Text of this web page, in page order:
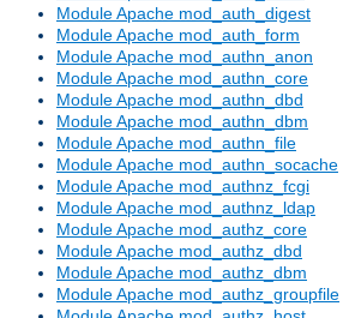
Module Apache mod_auth_digest
Module Apache mod_auth_form
Module Apache mod_authn_anon
Module Apache mod_authn_core
Module Apache mod_authn_dbd
Module Apache mod_authn_dbm
Module Apache mod_authn_file
Module Apache mod_authn_socache
Module Apache mod_authnz_fcgi
Module Apache mod_authnz_ldap
Module Apache mod_authz_core
Module Apache mod_authz_dbd
Module Apache mod_authz_dbm
Module Apache mod_authz_groupfile